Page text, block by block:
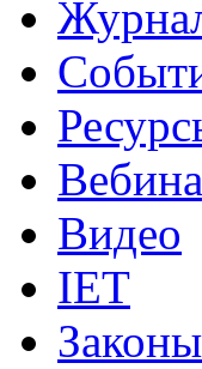
Видео
IET